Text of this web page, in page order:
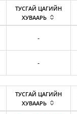
ТУСГАЙ ЦАГИЙН
ХУВААРЬ
-
-
ТУСГАЙ ЦАГИЙН
ХУВААРЬ